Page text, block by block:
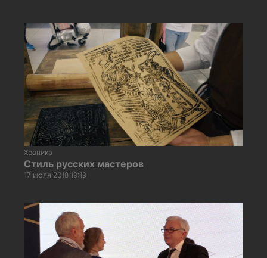
Хроника
Стиль русских мастеров
17 июля 2018 19:19